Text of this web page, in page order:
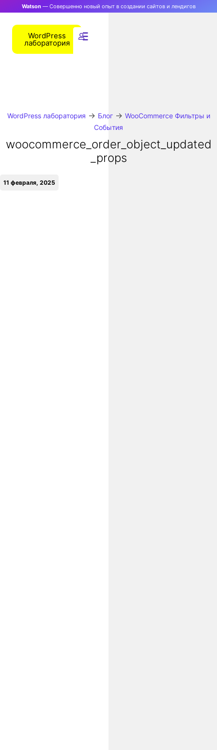
Watson— Совершенно новый опыт в создании сайтов и лендигов
WordPress
лаборатория
WordPress лаборатория → Блог→ WooCommerce Фильтры и
События
woocommerce_order_object_updated
_props
11 февраля, 2025